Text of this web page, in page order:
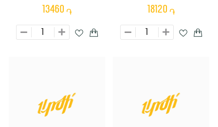
13460 ֏ 18120 ֏